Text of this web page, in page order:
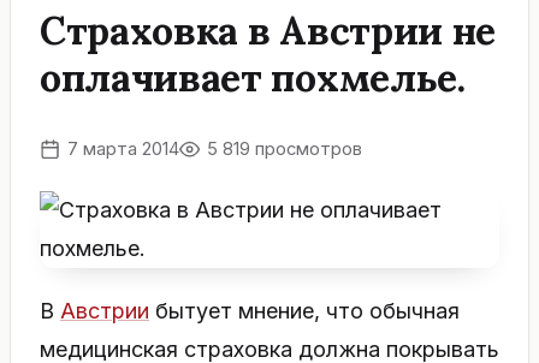
Страховка в Австрии не
оплачивает похмелье.
7 марта 2014 5 819 просмотров
В Австрии бытует мнение, что обычная
медицинская страховка должна покрывать